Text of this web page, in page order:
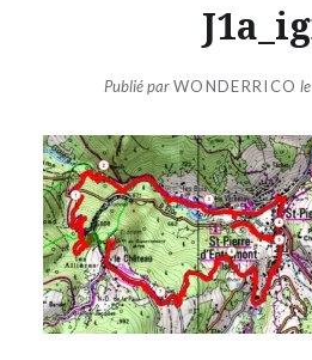
Publié parWONDERRICO